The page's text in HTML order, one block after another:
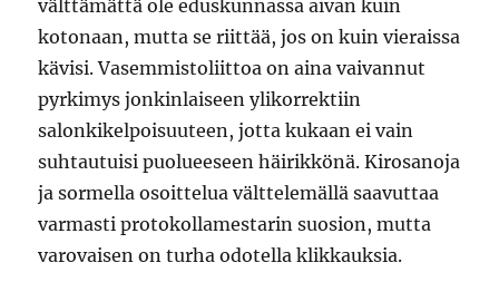
välttämättä ole eduskunnassa aivan kuin
kotonaan, mutta se riittää, jos on kuin vieraissa
kävisi. Vasemmistoliittoa on aina vaivannut
pyrkimys jonkinlaiseen ylikorrektiin
salonkikelpoisuuteen, jotta kukaan ei vain
suhtautuisi puolueeseen häirikkönä. Kirosanoja
ja sormella osoittelua välttelemällä saavuttaa
varmasti protokollamestarin suosion, mutta
varovaisen on turha odotella klikkauksia.